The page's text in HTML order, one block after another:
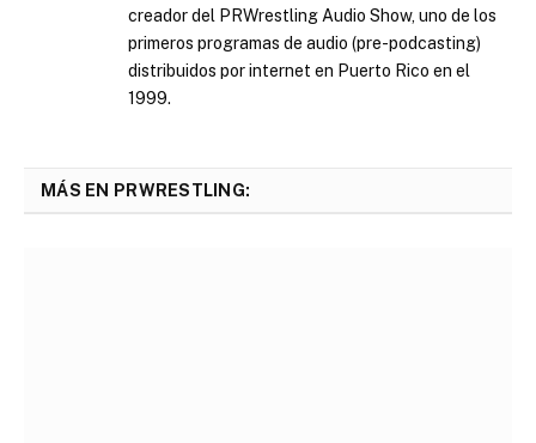
creador del PRWrestling Audio Show, uno de los
primeros programas de audio (pre-podcasting)
distribuidos por internet en Puerto Rico en el
1999.
MÁS EN PRWRESTLING: